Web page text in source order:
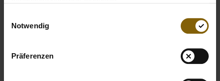
Notwendig
Präferenzen